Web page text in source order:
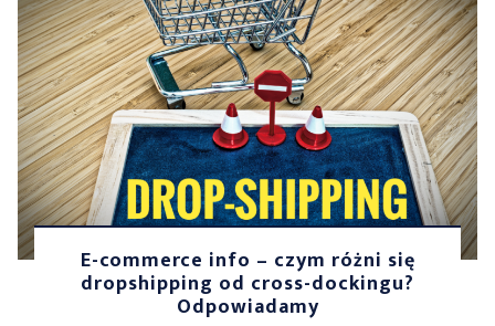
E-commerce info – czym różni się
dropshipping od cross-dockingu?
Odpowiadamy